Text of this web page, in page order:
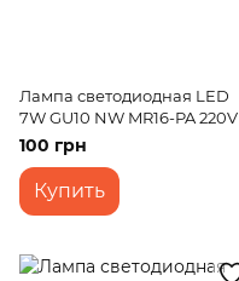
Лампа светодиодная LED
7W GU10 NW MR16-PA 220V
100 грн
Купить